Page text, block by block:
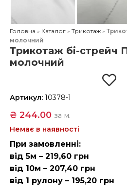
Головна » Каталог »Трикотаж »
молочний
Трикотаж бі-стрейч
молочний
Артикул:10378-1
₴ 244.00 за м.
Немає в наявності
При замовленні:
від 5м – 219,60 грн
від 10м – 207,40 грн
від 1 рулону – 195,20 грн